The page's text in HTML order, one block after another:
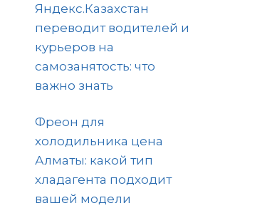
Яндекс.Казахстан
переводит водителей и
курьеров на
самозанятость: что
важно знать
Фреон для
холодильника цена
Алматы: какой тип
хладагента подходит
вашей модели